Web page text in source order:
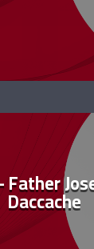
Father
Daccache